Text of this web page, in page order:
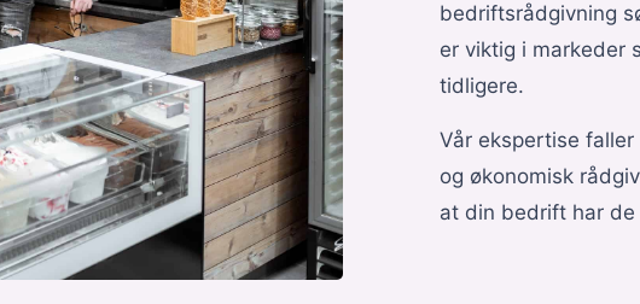
bedriftsrådgivning
er viktig i markeder
tidligere.
Vår ekspertise
og økonomisk
at din bedrift har